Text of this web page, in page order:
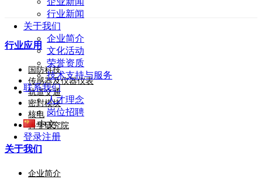
行业新闻
关于我们
企业简介
文化活动
荣誉资质
技术支持与服务
联系我们
人才理念
岗位招聘
中文
登录注册
行业应用
国防科技
传感器及仪器仪表
轨道交通
密封模块
核电
科学研究院
关于我们
企业简介